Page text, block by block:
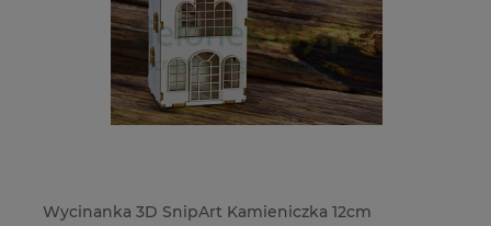
Wycinanka 3D SnipArt Kamieniczka 12cm